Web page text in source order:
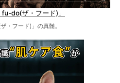
fu-do(ザ・フード)」
・フード)」の真髄。